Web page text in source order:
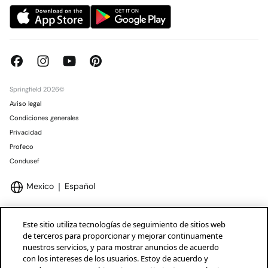
Springfield 2026©
Aviso legal
Condiciones generales
Privacidad
Profeco
Condusef
Mexico Español
Marcas Tendam
Este sitio utiliza tecnologías de seguimiento de sitios web
de terceros para proporcionar y mejorar continuamente
nuestros servicios, y para mostrar anuncios de acuerdo
con los intereses de los usuarios. Estoy de acuerdo y